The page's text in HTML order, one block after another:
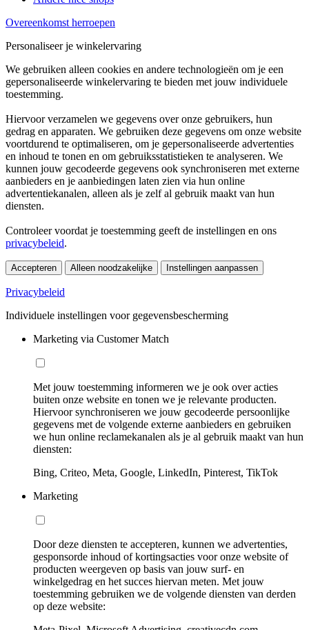
Overeenkomst herroepen
Personaliseer je winkelervaring
We gebruiken alleen cookies en andere technologieën om je een
gepersonaliseerde winkelervaring te bieden met jouw individuele
toestemming.
Hiervoor verzamelen we gegevens over onze gebruikers, hun
gedrag en apparaten. We gebruiken deze gegevens om onze website
voortdurend te optimaliseren, om je gepersonaliseerde advertenties
en inhoud te tonen en om gebruiksstatistieken te analyseren. We
kunnen jouw gecodeerde gegevens ook synchroniseren met externe
aanbieders en je aanbiedingen laten zien via hun online
advertentiekanalen, alleen als je zelf al gebruik maakt van hun
diensten.
Controleer voordat je toestemming geeft de instellingen en ons
privacybeleid.
Accepteren Alleen noodzakelijke Instellingen aanpassen
Privacybeleid
Individuele instellingen voor gegevensbescherming
Marketing via Customer Match
Met jouw toestemming informeren we je ook over acties
buiten onze website en tonen we je relevante producten.
Hiervoor synchroniseren we jouw gecodeerde persoonlijke
gegevens met de volgende externe aanbieders en gebruiken
we hun online reclamekanalen als je al gebruik maakt van hun
diensten:
Bing, Criteo, Meta, Google, LinkedIn, Pinterest, TikTok
Marketing
Door deze diensten te accepteren, kunnen we advertenties,
gesponsorde inhoud of kortingsacties voor onze website of
producten weergeven op basis van jouw surf- en
winkelgedrag en het succes hiervan meten. Met jouw
toestemming gebruiken we de volgende diensten van derden
op deze website: